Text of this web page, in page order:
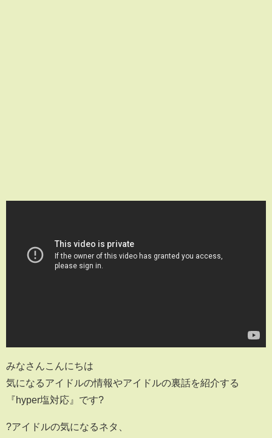
みなさんこんにちは
気になるアイドルの情報やアイドルの裏話を紹介する
『hyper塩対応』です?
?アイドルの気になるネタ、